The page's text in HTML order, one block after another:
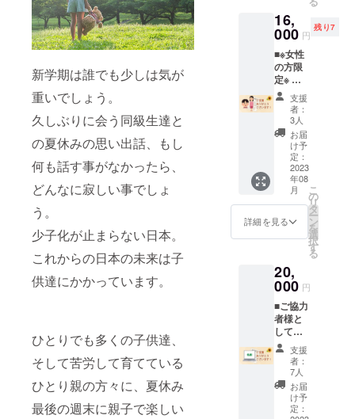
新学期は誰でも少しは気が
重いでしょう。
久しぶりに会う同級生達と
の夏休みの思い出話、もし
何も話す事がなかったら、
どんなに寂しい事でしょ
う。
少子化が止まらない日本。
これからの日本の未来は子
供達にかかっています。
ひとりでも多くの子供達、
そして苦労して育てている
ひとり親の方々に、夏休み
最後の週末に親子で楽しい
様にま
りま
す。 ・
備考欄
に希望
のお名
前を必
ず明記
下さ
い。
対象：
女性限
定 お茶
代・現
地まで
の交通
費等は
実費に
なりま
す
ひとり
親家庭
の1名分
(軽食な
し）の
提供金
額にな
りま
す。※支
援のみ
でご自
身の参
加は出
来ませ
ん。 ・
複数人
支援希
口・3口
画面で
増やす
ことが
出来ま
す。 ・
複数口
のご支
援でも
お名前
はお1人
様にま
りま
16,
000 円
残り7
■※女性
の方限
定※ 浅
草花や
しきイ
ベント1
名様ご
招待
（1支援
でご自
分と、
ひとり
親家庭1
名のイ
ベント
参加ご
額と同
額にな
りま
す。）
一緒に
花やし
きを楽
しみま
せん
か？ ス
タッフ
として
支援
者：
3人
お届
け予
定：
2023
年08
月
詳細を見る
こ
の
リ
タ
ー
ン
を
選
択
す
る
20,
000 円
■ご協力
者様と
して笑
顔プラ
スのご
協力者
様の
webに
お名前
支援
者：
7人
お届
け予
定：